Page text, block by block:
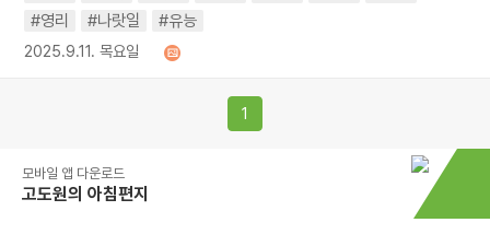
#영리
#나랏일 #유능
2025.9.11. 목요일
1
모바일 앱 다운로드
고도원의 아침편지